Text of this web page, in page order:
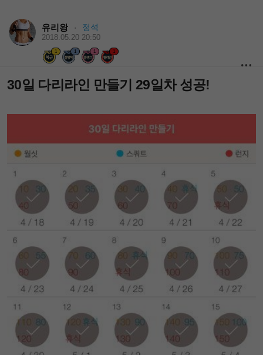
유리왕 · 정석
2018.05.20 20:50
1 1 1 1
30일 다리라인 만들기 29일차 성공!